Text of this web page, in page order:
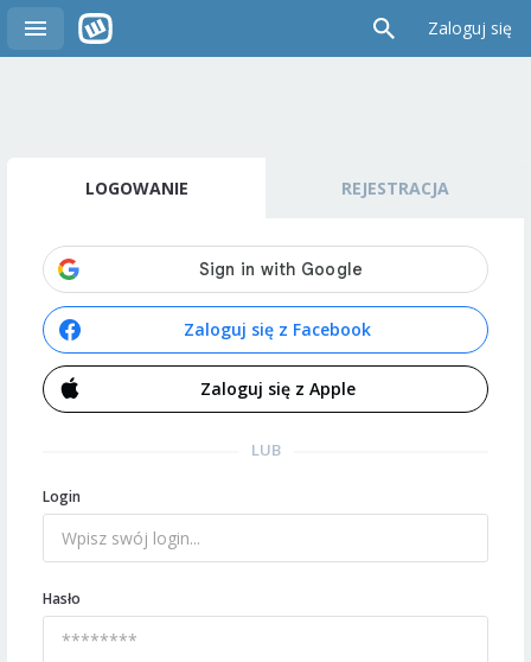
Zaloguj się
LOGOWANIE REJESTRACJA
Zaloguj się z Facebook
Zaloguj się z Apple
LUB
Login
Hasło